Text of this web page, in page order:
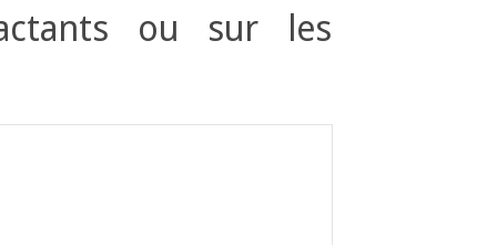
ou sur les